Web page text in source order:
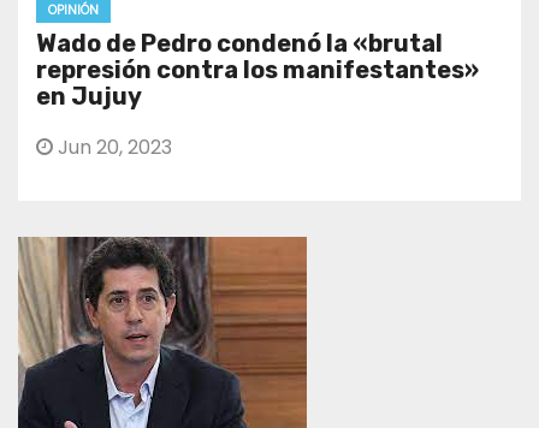
OPINIÓN
Wado de Pedro condenó la «brutal
represión contra los manifestantes»
en Jujuy
Jun 20, 2023